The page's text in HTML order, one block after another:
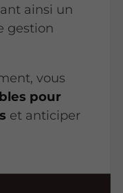
ainsi un
gestion
vous
pour
et anticiper